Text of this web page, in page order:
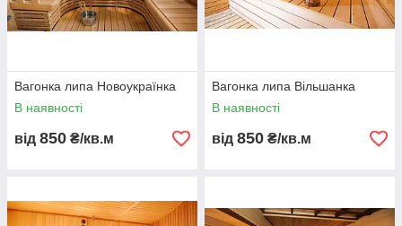
Вагонка липа Новоукраїнка
В наявності
від 850 ₴/кв.м
Вагонка липа Вільшанка
В наявності
від 850 ₴/кв.м